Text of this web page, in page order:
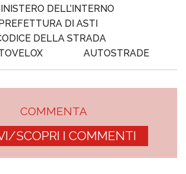
DELL’INTERNO
DI ASTI
DELLA STRADA
AUTOSTRADE
COMMENTA
SCOPRI I COMMENTI